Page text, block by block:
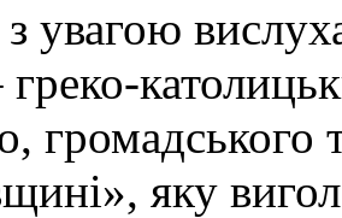
увагою
громадського
яку